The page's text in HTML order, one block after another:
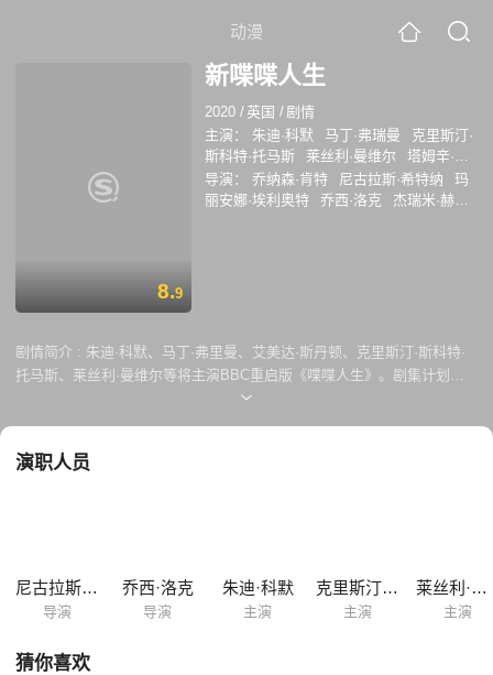
动漫
8.9
新喋喋人生
2020 / 英国 /剧情
主演：
朱迪·科默 马丁·弗瑞曼
克里斯汀·
斯科特·托马斯
莱丝利·曼维尔
塔姆辛·格
雷格
艾美达·斯丹顿 哈丽特·瓦尔特
莎拉
·兰卡夏尔
莫妮卡·杜兰
卢西安·姆瑟马蒂
导演： 乔纳森·肯特 尼古拉斯·希特纳
玛
丽安娜·埃利奥特
乔西·洛克
杰瑞米·赫林
剧情简介 : 朱迪·科默、马丁·弗里曼、艾美达·斯丹顿、克里斯汀·斯科特·
托马斯、莱丝利·曼维尔等将主演BBC重启版《喋喋人生》。剧集计划拍
摄12集，其中10集将根据阿兰·本奈特在1988年、1998年创作的两季《喋
由乔西·洛克(舞台剧《科利奥兰纳斯》)、麦瑞安·艾利俄特(舞台剧《天使
演职人员
尼古拉斯·希特纳
导演
乔西·洛克
导演
朱迪·科默
主演
克里斯汀·斯科特·托马斯
主演
莱丝利·曼维尔
主演
猜你喜欢